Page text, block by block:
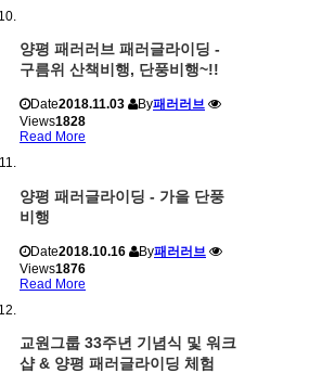
양평 패러러브 패러글라이딩 -
구름위 산책비행, 단풍비행~!!
Date2018.11.03 By패러러브
Views1828
Read More
양평 패러글라이딩 - 가을 단풍
비행
Date2018.10.16 By패러러브
Views1876
Read More
교원그룹 33주년 기념식 및 워크
샵 & 양평 패러글라이딩 체험